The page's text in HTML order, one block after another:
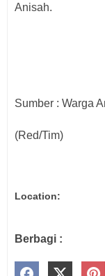
Anisah.
Sumber : Warga
(Red/Tim)
Location:
Berbagi :